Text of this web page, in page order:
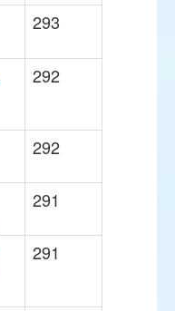
293
292
292
291
291